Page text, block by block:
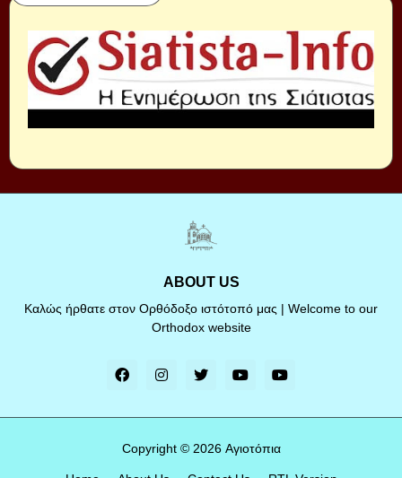
ABOUT US
Καλώς ήρθατε στον Ορθόδοξο ιστότοπό μας | Welcome to our
Orthodox website
Copyright © 2026 Αγιοτόπια